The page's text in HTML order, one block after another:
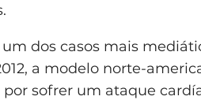
dos casos mais
a modelo norte-
sofrer um ataque